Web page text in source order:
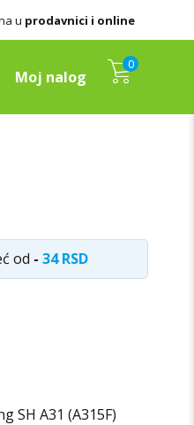
u prodavnici i online
Moj nalog
0
od - 34 RSD
SH A31 (A315F)